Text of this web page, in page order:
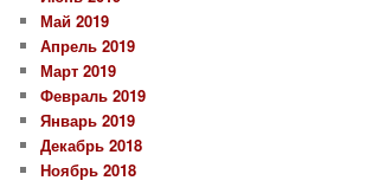
Май 2019
Апрель 2019
Март 2019
Февраль 2019
Январь 2019
Декабрь 2018
Ноябрь 2018